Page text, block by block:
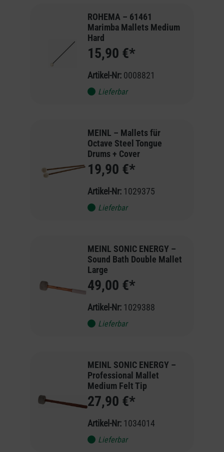
ROHEMA – 61461
Marimba Mallets Medium
Hard
15,90 €*
Artikel-Nr: 0008821
Lieferbar
MEINL – Mallets für
Octave Steel Tongue
Drums + Cover
19,90 €*
Artikel-Nr: 1029375
Lieferbar
MEINL SONIC ENERGY –
Sound Bath Double Mallet
Large
49,00 €*
Artikel-Nr: 1029388
Lieferbar
MEINL SONIC ENERGY –
Professional Mallet
Medium Felt Tip
27,90 €*
Artikel-Nr: 1034014
Lieferbar